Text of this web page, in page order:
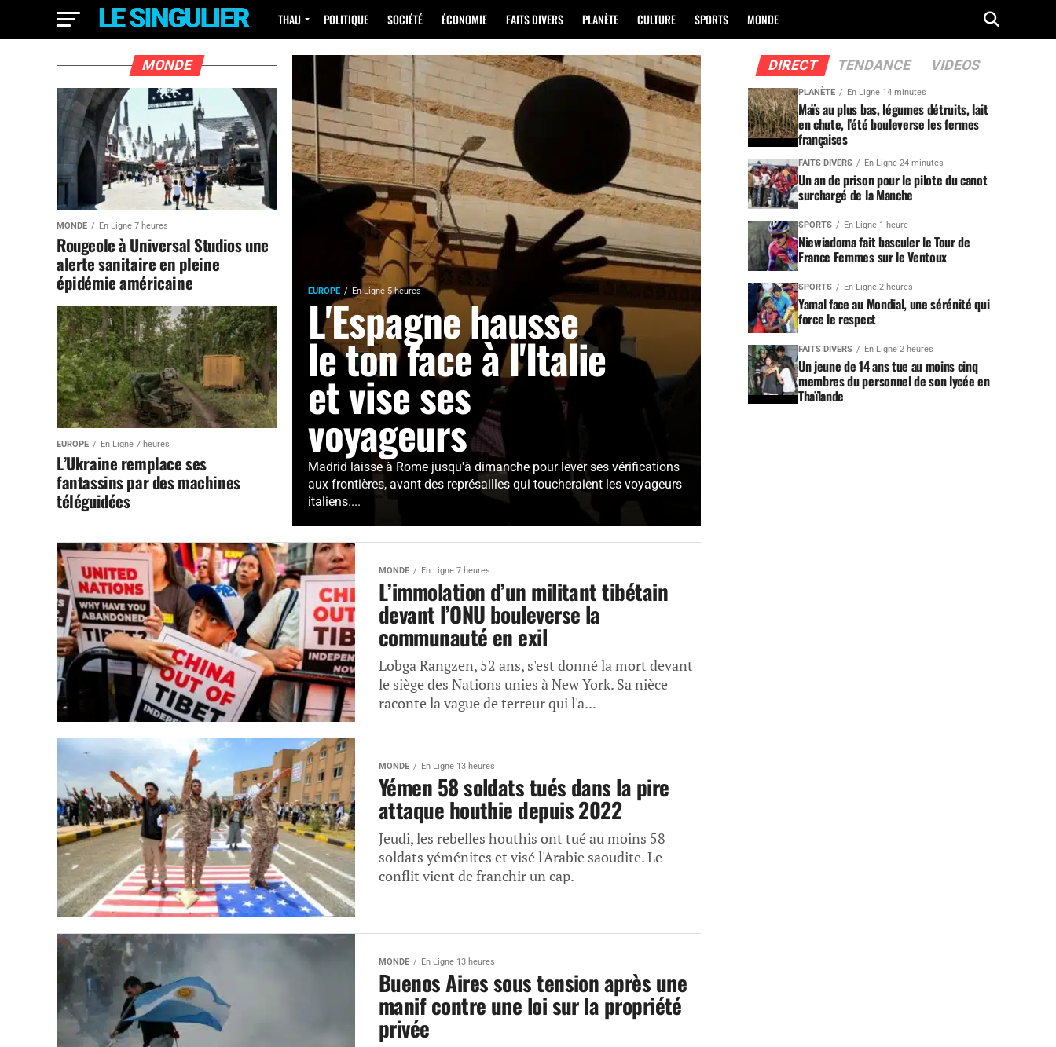
THAU POLITIQUE SOCIÉTÉ ÉCONOMIE FAITS DIVERS PLANÈTE CULTURE SPORTS MONDE
EUROPE En Ligne 5 heures
L'Espagne hausse
le ton face à l'Italie
et vise ses
voyageurs
Madrid laisse à Rome jusqu'à dimanche pour lever ses vérifications
aux frontières, avant des représailles qui toucheraient les voyageurs
italiens....
MONDE
MONDE En Ligne 7 heures
Rougeole à Universal Studios une
alerte sanitaire en pleine
épidémie américaine
EUROPE En Ligne 7 heures
L’Ukraine remplace ses
fantassins par des machines
téléguidées
MONDE En Ligne 7 heures
L’immolation d’un militant tibétain
devant l’ONU bouleverse la
communauté en exil
Lobga Rangzen, 52 ans, s'est donné la mort devant
le siège des Nations unies à New York. Sa nièce
raconte la vague de terreur qui l'a...
MONDE En Ligne 13 heures
Yémen 58 soldats tués dans la pire
attaque houthie depuis 2022
Jeudi, les rebelles houthis ont tué au moins 58
soldats yéménites et visé l'Arabie saoudite. Le
conflit vient de franchir un cap.
MONDE En Ligne 13 heures
Buenos Aires sous tension après une
manif contre une loi sur la propriété
privée
DIRECT TENDANCE VIDEOS
PLANÈTE En Ligne 14 minutes
Maïs au plus bas, légumes détruits, lait
en chute, l’été bouleverse les fermes
françaises
FAITS DIVERS En Ligne 24 minutes
Un an de prison pour le pilote du canot
surchargé de la Manche
SPORTS En Ligne 1 heure
Niewiadoma fait basculer le Tour de
France Femmes sur le Ventoux
SPORTS En Ligne 2 heures
Yamal face au Mondial, une sérénité qui
force le respect
FAITS DIVERS En Ligne 2 heures
Un jeune de 14 ans tue au moins cinq
membres du personnel de son lycée en
Thaïlande